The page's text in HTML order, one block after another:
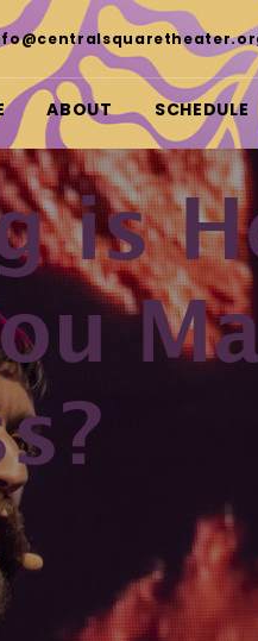
ABOUT SCHEDULE
is